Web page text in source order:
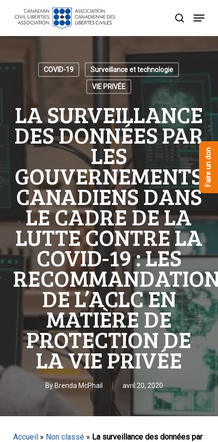
recherche
Menu
COVID-19 Surveillance et technologie
VIE PRIVÉE
LA SURVEILLANCE
DES DONNÉES PAR
LES
GOUVERNEMENTS
CANADIENS DANS
LE CADRE DE LA
LUTTE CONTRE LA
COVID-19 : LES
DE L’ACLC EN
MATIÈRE DE
PROTECTION DE
LA VIE PRIVÉE
By Brenda McPhail avril 20, 2020
Accueil» Non classé» La surveillance des données par
Faire un don